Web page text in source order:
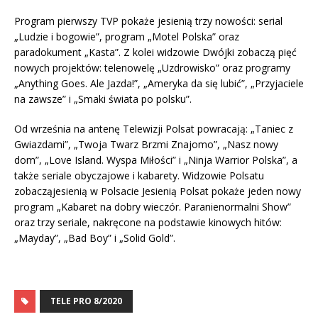
Program pierwszy TVP pokaże jesienią trzy nowości: serial
„Ludzie i bogowie”, program „Motel Polska” oraz
paradokument „Kasta”. Z kolei widzowie Dwójki zobaczą pięć
nowych projektów: telenowelę „Uzdrowisko” oraz programy
„Anything Goes. Ale Jazda!”, „Ameryka da się lubić”, „Przyjaciele
na zawsze” i „Smaki świata po polsku”.
Od września na antenę Telewizji Polsat powracają: „Taniec z
Gwiazdami”, „Twoja Twarz Brzmi Znajomo”, „Nasz nowy
dom”, „Love Island. Wyspa Miłości” i „Ninja Warrior Polska”, a
także seriale obyczajowe i kabarety. Widzowie Polsatu
zobacząjesienią w Polsacie Jesienią Polsat pokaże jeden nowy
program „Kabaret na dobry wieczór. Paranienormalni Show”
oraz trzy seriale, nakręcone na podstawie kinowych hitów:
„Mayday”, „Bad Boy” i „Solid Gold”.
TELE PRO 8/2020